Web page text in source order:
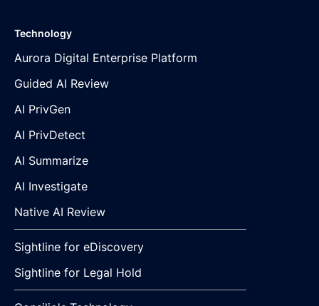
Technology
Aurora Digital Enterprise Platform
Guided AI Review
AI PrivGen
AI PrivDetect
AI Summarize
AI Investigate
Native AI Review
Sightline for eDiscovery
Sightline for Legal Hold